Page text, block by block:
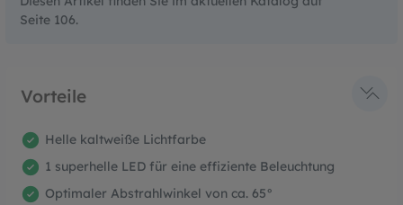
Seite 106.
Vorteile
Helle kaltweiße Lichtfarbe
1 superhelle LED für eine effiziente Beleuchtung
Optimaler Abstrahlwinkel von ca. 65°